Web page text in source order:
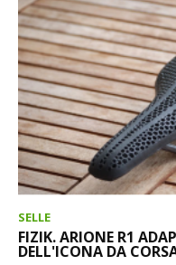
SELLE
FIZIK. ARIONE R1
DELL'ICONA DA